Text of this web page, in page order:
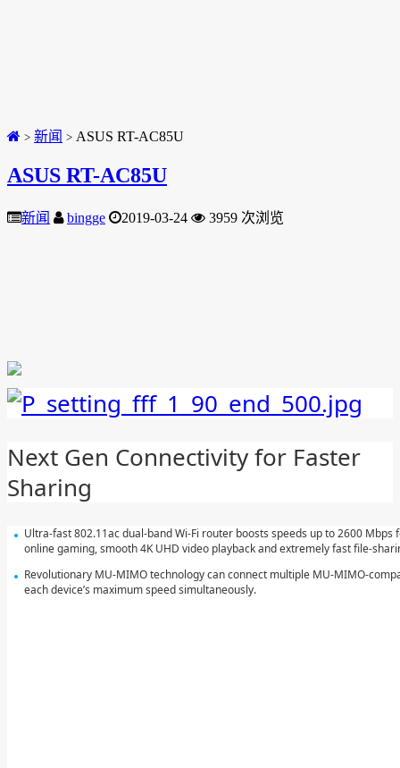
> 新闻 > ASUS RT-AC85U
ASUS RT-AC85U
新闻 bingge 2019-03-24 3959 次浏览
Next Gen Connectivity for Faster
Sharing
Ultra-fast 802.11ac dual-band Wi-Fi router boosts speeds up to 2600 Mbps
online gaming, smooth 4K UHD video playback and extremely fast file-
Revolutionary MU-MIMO technology can connect multiple MU-MIMO-
each device’s maximum speed simultaneously.